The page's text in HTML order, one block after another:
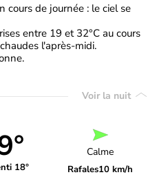
cours de journée : le ciel se
entre 19 et 32°C au cours
l'après-midi.
Voir la nuit
18°
Calme
Rafales10 km/h